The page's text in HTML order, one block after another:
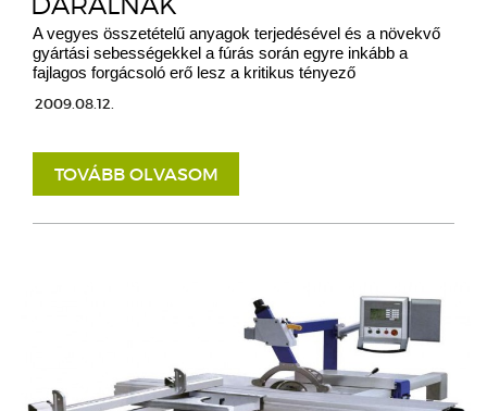
A vegyes összetételű anyagok terjedésével és a növekvő
gyártási sebességekkel a fúrás során egyre inkább a
fajlagos forgácsoló erő lesz a kritikus tényező
2009.08.12.
TOVÁBB OLVASOM